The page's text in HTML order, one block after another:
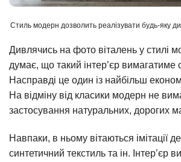
Стиль модерн дозволить реалізувати будь-яку
Дивлячись на фото віталень у стилі
думає, що такий інтер’єр вимагатиме
Насправді це один із найбільш
На відміну від класики модерн не
застосування натуральних, дорогих
Навпаки, в ньому вітаються імітації
синтетичний текстиль та ін. Інтер’єр